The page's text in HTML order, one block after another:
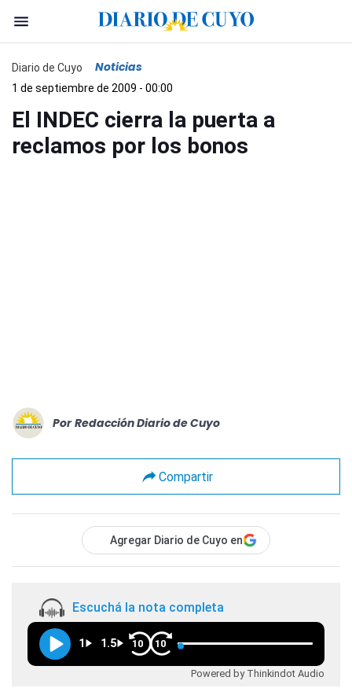
Diario de Cuyo Noticias
1 de septiembre de 2009 - 00:00
El INDEC cierra la puerta a
reclamos por los bonos
Por Redacción Diario de Cuyo
Compartir
Agregar Diario de Cuyo en
Escuchá la nota completa
1 1.5 10 10
Powered by Thinkindot Audio